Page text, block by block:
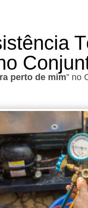
perto de mim” no